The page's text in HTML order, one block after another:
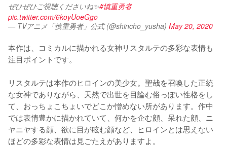
ぜひぜひご視聴くださいね✨#慎重勇者
pic.twitter.com/6koyUoeGgo
— TVアニメ「慎重勇者」公式 (@shincho_yusha) May 20, 2020
本作は、コミカルに描かれる女神リスタルテの多彩な表情も
注目ポイントです。
リスタルテは本作のヒロインの美少女。聖哉を召喚した正統
な女神でありながら、天然で出世を目論む俗っぽい性格をし
て、おっちょこちょいでどこか憎めない所があります。作中
では表情豊かに描かれていて、何かを企む顔、呆れた顔、ニ
ヤニヤする顔、欲に目が眩む顔など、ヒロインとは思えない
ほどの多彩な表情は見ごたえがありますよ。